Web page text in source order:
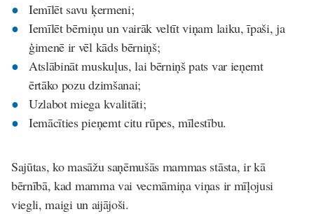
Iemīlēt savu ķermeni;
Iemīlēt bērniņu un vairāk veltīt viņam laiku, īpaši, ja
ģimenē ir vēl kāds bērniņš;
Atslābināt muskuļus, lai bērniņš pats var ieņemt
ērtāko pozu dzimšanai;
Uzlabot miega kvalitāti;
Iemācīties pieņemt citu rūpes, mīlestību.
Sajūtas, ko masāžu saņēmušās mammas stāsta, ir kā
bērnībā, kad mamma vai vecmāmiņa viņas ir mīļojusi
viegli, maigi un aijājoši.